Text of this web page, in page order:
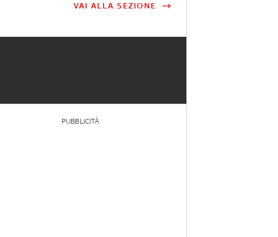
VAI ALLA SEZIONE
PUBBLICITÀ